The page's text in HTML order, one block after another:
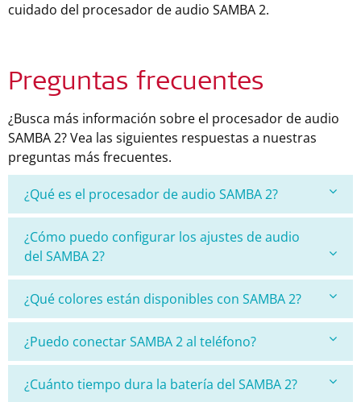
cuidado del procesador de audio SAMBA 2.
Preguntas frecuentes
¿Busca más información sobre el procesador de audio
SAMBA 2? Vea las siguientes respuestas a nuestras
preguntas más frecuentes.
¿Qué es el procesador de audio SAMBA 2?
¿Cómo puedo configurar los ajustes de audio
del SAMBA 2?
¿Qué colores están disponibles con SAMBA 2?
¿Puedo conectar SAMBA 2 al teléfono?
¿Cuánto tiempo dura la batería del SAMBA 2?